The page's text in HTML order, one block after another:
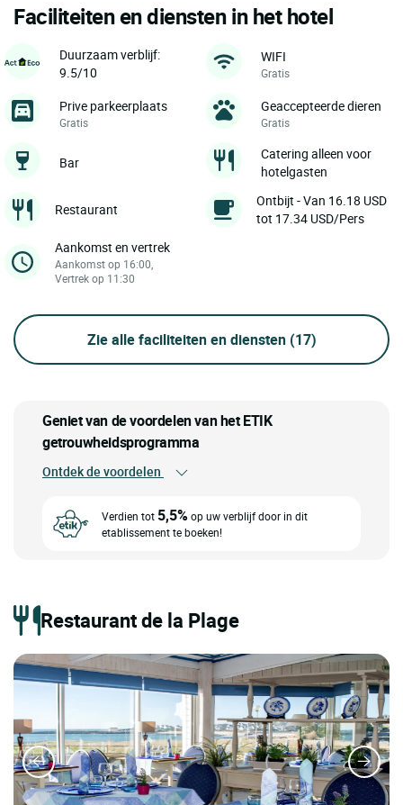
Faciliteiten en diensten in het hotel
Duurzaam verblijf:
9.5/10
WIFI
Gratis
Prive parkeerplaats
Gratis
Geaccepteerde dieren
Gratis
Bar
Catering alleen voor
hotelgasten
Restaurant
Ontbijt - Van 16.18 USD
tot 17.34 USD/Pers
Aankomst en vertrek
Aankomst op 16:00,
Vertrek op 11:30
Zie alle faciliteiten en diensten (17)
Geniet van de voordelen van het ETIK
getrouwheidsprogramma
Ontdek de voordelen
Verdien tot 5,5%op uw verblijf door in dit
etablissement te boeken!
Restaurant de la Plage